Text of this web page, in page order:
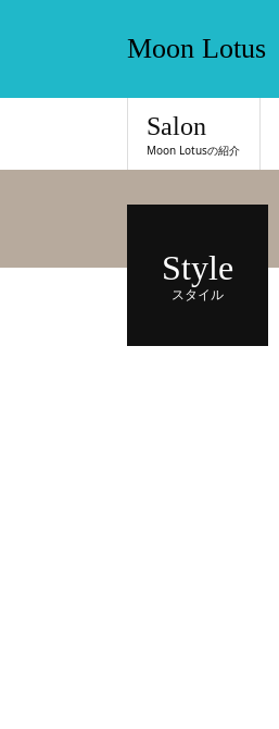
Moon Lotus
Salon
Moon Lotusの紹介
Style
スタイル